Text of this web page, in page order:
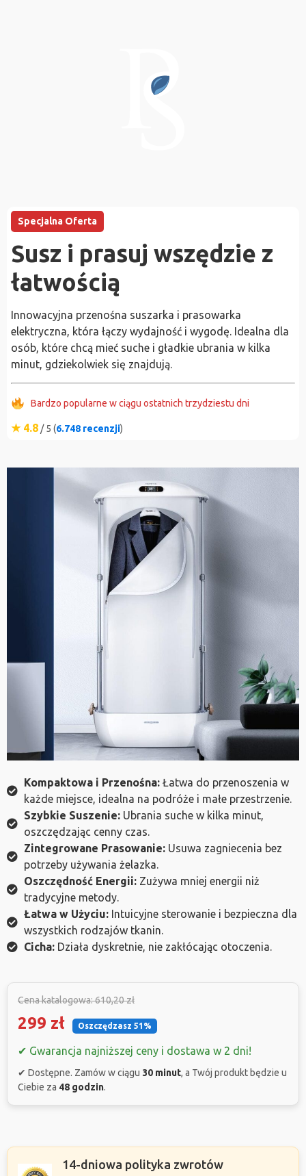
Specjalna Oferta
Susz i prasuj wszędzie z
łatwością
Innowacyjna przenośna suszarka i prasowarka
elektryczna, która łączy wydajność i wygodę. Idealna dla
osób, które chcą mieć suche i gładkie ubrania w kilka
minut, gdziekolwiek się znajdują.
Bardzo popularne w ciągu ostatnich trzydziestu dni
★ 4.8 / 5 (6.748 recenzji)
Kompaktowa i Przenośna: Łatwa do przenoszenia w
każde miejsce, idealna na podróże i małe przestrzenie.
Szybkie Suszenie: Ubrania suche w kilka minut,
oszczędzając cenny czas.
Zintegrowane Prasowanie: Usuwa zagniecenia bez
potrzeby używania żelazka.
Oszczędność Energii: Zużywa mniej energii niż
tradycyjne metody.
Łatwa w Użyciu: Intuicyjne sterowanie i bezpieczna dla
wszystkich rodzajów tkanin.
Cicha: Działa dyskretnie, nie zakłócając otoczenia.
Cena katalogowa: 610,20 zł
299 zł Oszczędzasz 51%
✔ Gwarancja najniższej ceny i dostawa w 2 dni!
✔ Dostępne. Zamów w ciągu 30 minut, a Twój produkt będzie u
Ciebie za 48 godzin.
14-dniowa polityka zwrotów